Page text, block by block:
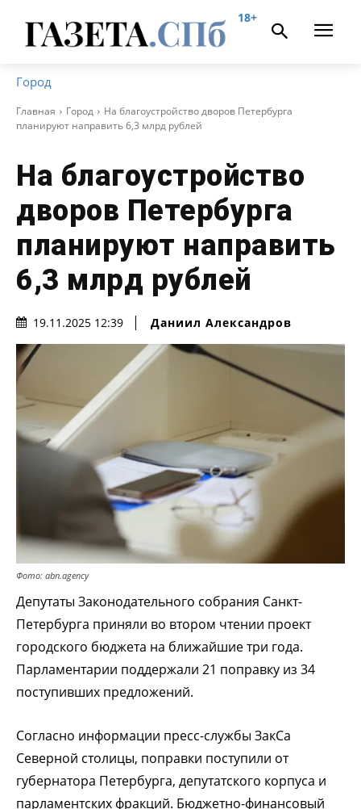
18+
Город
Главная Город
На благоустройство дворов Петербурга
планируют направить 6,3 млрд рублей
На благоустройство
дворов Петербурга
планируют направить
6,3 млрд рублей
19.11.2025 12:39 Даниил Александров
Фото: abn.agency
Депутаты Законодательного собрания Санкт-
Петербурга приняли во втором чтении проект
городского бюджета на ближайшие три года.
Парламентарии поддержали 21 поправку из 34
поступивших предложений.
Согласно информации пресс-службы ЗакСа
Северной столицы, поправки поступили от
губернатора Петербурга, депутатского корпуса и
парламентских фракций. Бюджетно-финансовый